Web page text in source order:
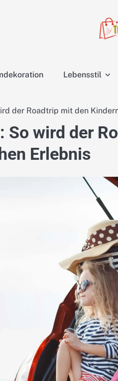
Lebensstil
der Roadtrip mit den
So wird der
Erlebnis